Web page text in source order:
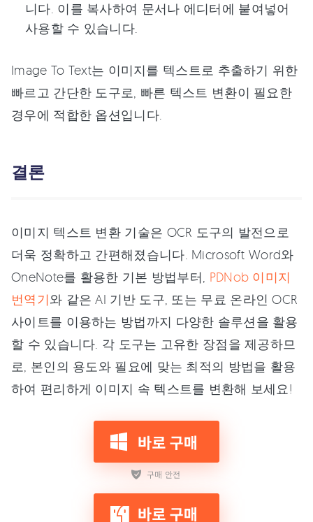
니다. 이를 복사하여 문서나 에디터에 붙여넣어
사용할 수 있습니다.
Image To Text는 이미지를 텍스트로 추출하기 위한
빠르고 간단한 도구로, 빠른 텍스트 변환이 필요한
경우에 적합한 옵션입니다.
결론
이미지 텍스트 변환 기술은 OCR 도구의 발전으로
더욱 정확하고 간편해졌습니다. Microsoft Word와
OneNote를 활용한 기본 방법부터, PDNob 이미지
번역기와 같은 AI 기반 도구, 또는 무료 온라인 OCR
사이트를 이용하는 방법까지 다양한 솔루션을 활용
할 수 있습니다. 각 도구는 고유한 장점을 제공하므
로, 본인의 용도와 필요에 맞는 최적의 방법을 활용
하여 편리하게 이미지 속 텍스트를 변환해 보세요!